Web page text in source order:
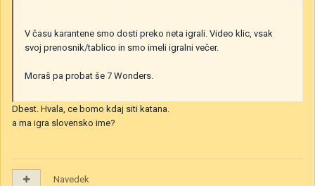
V času karantene smo dosti preko neta igrali. Video klic, vsak
svoj prenosnik/tablico in smo imeli igralni večer.
Moraš pa probat še 7 Wonders.
Dbest. Hvala, ce bomo kdaj siti katana.
a ma igra slovensko ime?
Navedek